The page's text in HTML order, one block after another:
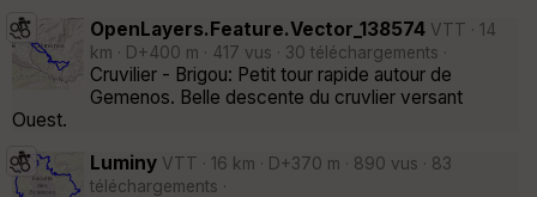
OpenLayers.Feature.Vector_138574 VTT · 14
km · D+400 m · 417 vus · 30 téléchargements ·
Cruvilier - Brigou: Petit tour rapide autour de
Gemenos. Belle descente du cruvlier versant
Ouest.
Luminy VTT · 16 km · D+370 m · 890 vus · 83
téléchargements ·